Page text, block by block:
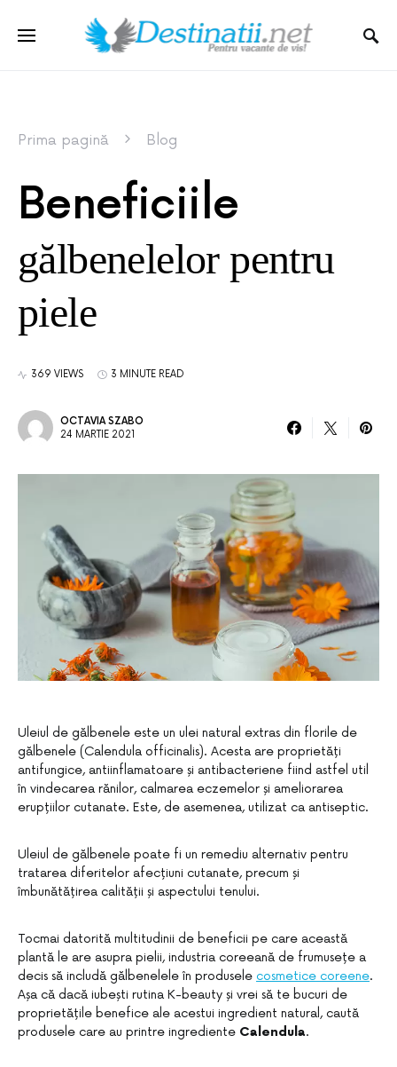
Prima pagină Blog
Beneficiile
gălbenelelor pentru
piele
369 VIEWS 3 MINUTE READ
OCTAVIA SZABO
24 MARTIE 2021
Uleiul de gălbenele este un ulei natural extras din florile de
gălbenele (Calendula officinalis). Acesta are proprietăți
antifungice, antiinflamatoare și antibacteriene fiind astfel util
în vindecarea rănilor, calmarea eczemelor și ameliorarea
erupțiilor cutanate. Este, de asemenea, utilizat ca antiseptic.
Uleiul de gălbenele poate fi un remediu alternativ pentru
tratarea diferitelor afecțiuni cutanate, precum și
îmbunătățirea calității și aspectului tenului.
Tocmai datorită multitudinii de beneficii pe care această
plantă le are asupra pielii, industria coreeană de frumusețe a
decis să includă gălbenelele în produsele cosmetice coreene.
Așa că dacă iubești rutina K-beauty și vrei să te bucuri de
proprietățile benefice ale acestui ingredient natural, caută
produsele care au printre ingrediente Calendula.